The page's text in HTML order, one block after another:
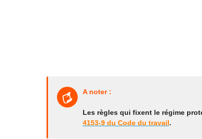
A noter :
Les règles qui fixent le régime
4153-9 du Code du travail.